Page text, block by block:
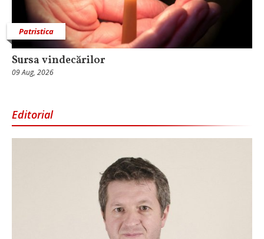
Patristica
Sursa vindecărilor
09 Aug, 2026
Editorial